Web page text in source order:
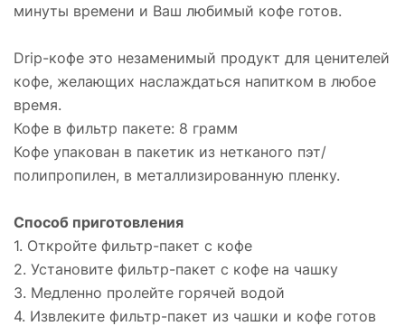
минуты времени и Ваш любимый кофе готов.
Drip-кофе это незаменимый продукт для ценителей
кофе, желающих наслаждаться напитком в любое
время.
Кофе в фильтр пакете: 8 грамм
Кофе упакован в пакетик из нетканого пэт/
полипропилен, в металлизированную пленку.
Способ приготовления
1. Откройте фильтр-пакет с кофе
2. Установите фильтр-пакет с кофе на чашку
3. Медленно пролейте горячей водой
4. Извлеките фильтр-пакет из чашки и кофе готов